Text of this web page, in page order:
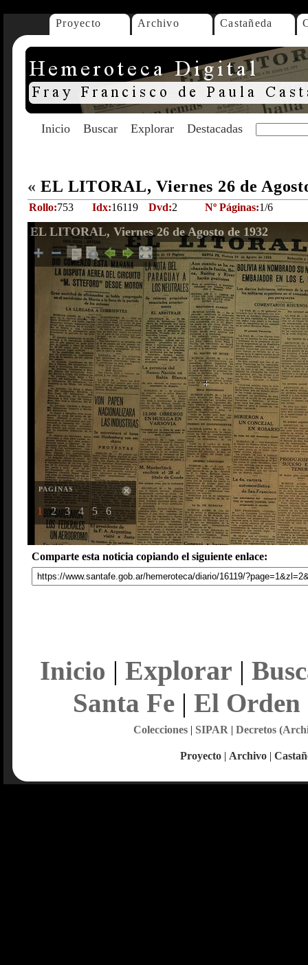
Proyecto Archivo Castañeda
Inicio Buscar Explorar Destacadas
« EL LITORAL, Viernes 26 de
Rollo:753 Idx:16119 Dvd:2 Nº Páginas:1/6
EL LITORAL, Viernes 26 de Agosto de 1932
PAGINAS
1 2 3 4 5 6
Comparte esta noticia copiando el siguiente enlace:
Inicio | Explorar |
Santa Fe| El Orden
Colecciones| SIPAR | Decretos
Proyecto | Archivo |